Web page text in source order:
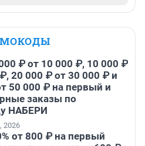
₽ от 10 000 ₽, 10 000 ₽
20 000 ₽ от 30 000 ₽ и
50 000 ₽ на первый и
заказы по
НАБЕРИ
2026
от 800 ₽ на первый